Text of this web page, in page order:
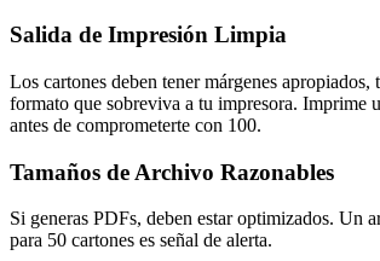
Salida de Impresión Limpia
Los cartones deben tener márgenes apropiados,
formato que sobreviva a tu impresora. Imprime
antes de comprometerte con 100.
Tamaños de Archivo Razonables
Si generas PDFs, deben estar optimizados. Un
para 50 cartones es señal de alerta.